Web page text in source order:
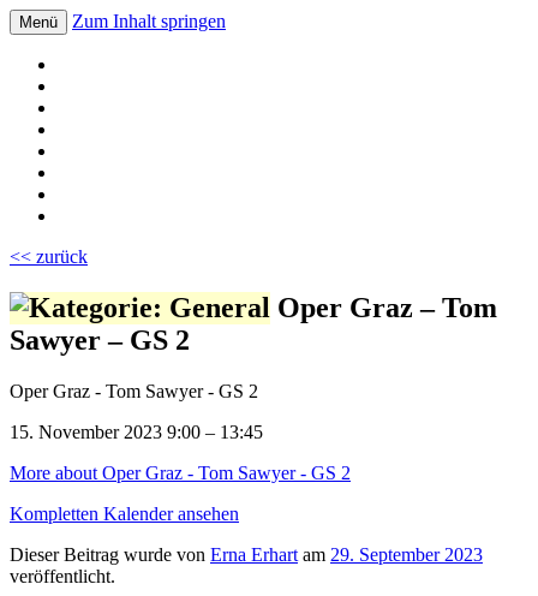
Volksschule Bad Blumau
Menü Zum Inhalt springen
<< zurück
Oper Graz – Tom
Sawyer – GS 2
Oper Graz - Tom Sawyer - GS 2
15. November 2023 9:00 – 13:45
More about Oper Graz - Tom Sawyer - GS 2
Kompletten Kalender ansehen
Dieser Beitrag wurde von Erna Erhart am 29. September 2023
veröffentlicht.